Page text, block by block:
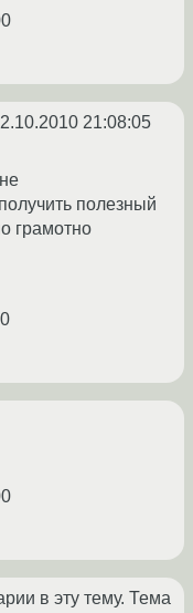
21:08:05
полезный
грамотно
в эту тему. Тема